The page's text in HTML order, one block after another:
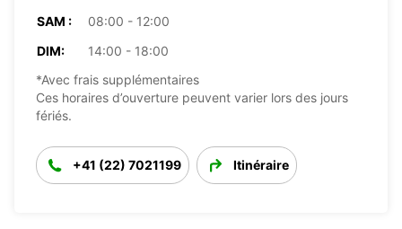
SAM :
08:00 - 12:00
DIM:
14:00 - 18:00
*Avec frais supplémentaires
Ces horaires d’ouverture peuvent varier lors des jours
fériés.
+41 (22) 7021199 Itinéraire